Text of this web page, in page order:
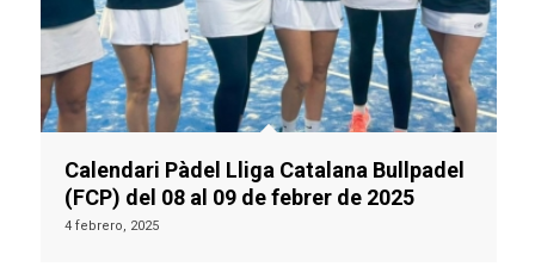
Calendari Pàdel Lliga Catalana Bullpadel
(FCP) del 08 al 09 de febrer de 2025
4 febrero, 2025